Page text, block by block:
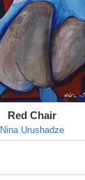
Red Chair
Nina Urushadze